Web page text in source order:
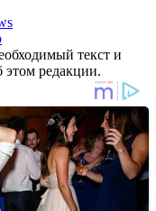
текст и
редакции.